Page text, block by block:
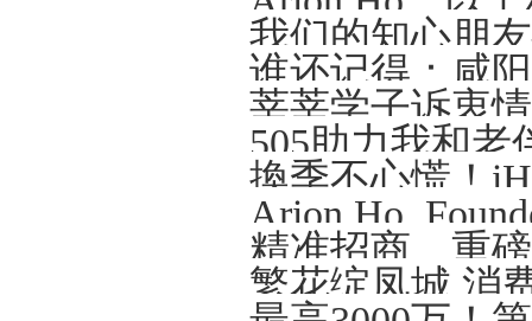
我们的知心朋
谁还记得：咸
莘莘学子诉衷情
505助力我和老
精准招商、重
繁花绽凤城 消